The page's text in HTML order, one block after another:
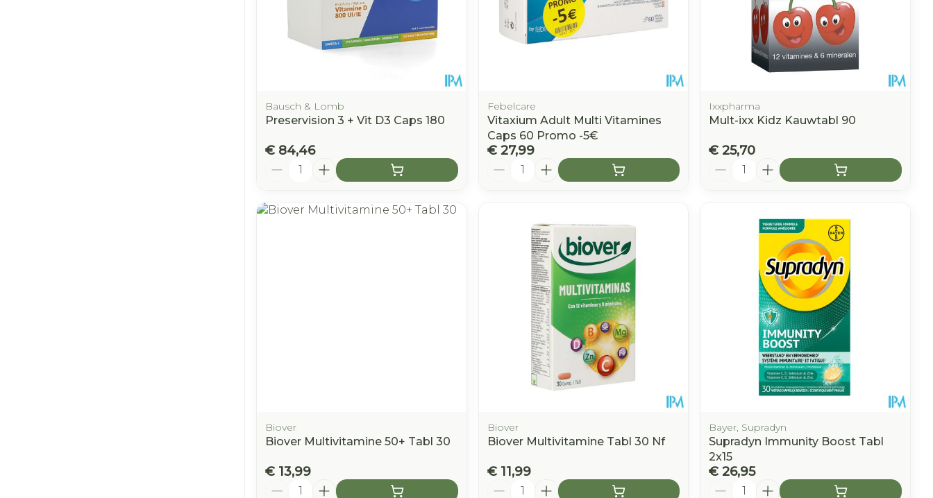
Bausch & Lomb
Preservision 3 + Vit D3 Caps 180
€ 84,46
Aantal
Febelcare
Vitaxium Adult Multi Vitamines
Caps 60 Promo -5€
€ 27,99
Aantal
Ixxpharma
Mult-ixx Kidz Kauwtabl 90
€ 25,70
Aantal
Biover
Biover Multivitamine 50+ Tabl 30
€ 13,99
Aantal
Biover
Biover Multivitamine Tabl 30 Nf
€ 11,99
Aantal
Bayer, Supradyn
Supradyn Immunity Boost Tabl
2x15
€ 26,95
Aantal